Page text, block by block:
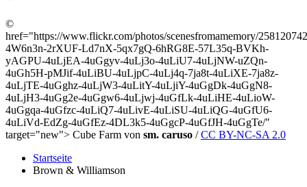
©
href="https://www.flickr.com/photos/scenesfromamemory/
4W6n3n-2rXUF-Ld7nX-5qx7gQ-6hRG8E-57L35q-BVKh-
yAGPU-4uLjEA-4uGgyv-4uLj3o-4uLiU7-4uLjNW-uZQn-
4uGh5H-pMJif-4uLiBU-4uLjpC-4uLj4q-7ja8t-4uLiXE-7ja8z-
4uLjTE-4uGghz-4uLjW3-4uLitY-4uLjiY-4uGgDk-4uGgN8-
4uLjH3-4uGg2e-4uGgw6-4uLjwj-4uGfLk-4uLiHE-4uLioW-
4uGgqa-4uGfzc-4uLiQ7-4uLivE-4uLiSU-4uLiQG-4uGfU6-
4uLiVd-EdZg-4uGfEz-4DL3k5-4uGgcP-4uGfJH-4uGgTe/"
target="new"> Cube Farm von sm. caruso /CC BY-NC-SA 2.0
Startseite
Brown & Williamson